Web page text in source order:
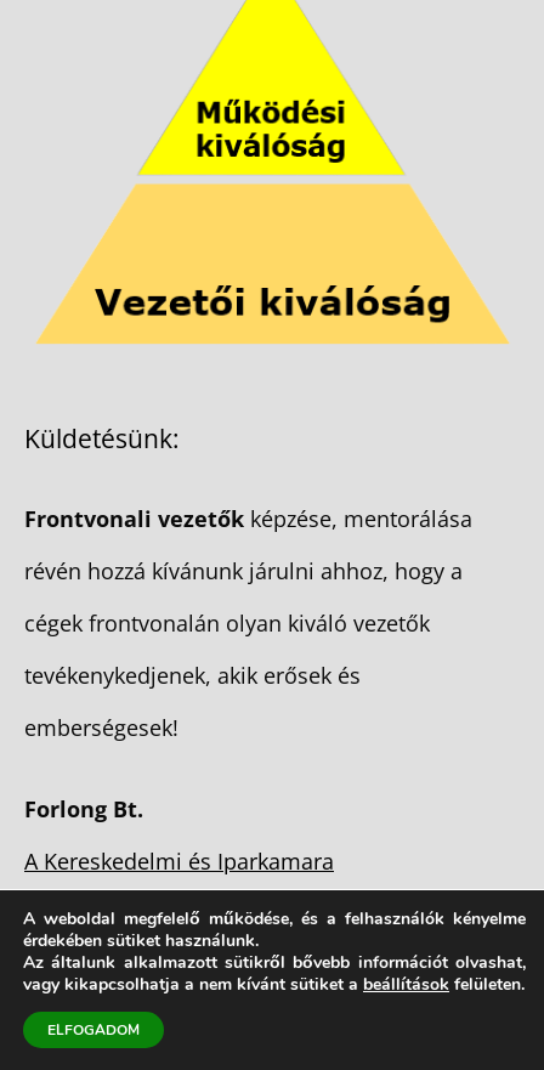
Küldetésünk:
Frontvonali vezetők képzése, mentorálása
révén hozzá kívánunk járulni ahhoz, hogy a
cégek frontvonalán olyan kiváló vezetők
tevékenykedjenek, akik erősek és
emberségesek!
Forlong Bt.
A Kereskedelmi és Iparkamara
önkéntes tagvállalata
A Pécsi Internet Akadémia (PIA)
alapító tagja
A weboldal megfelelő működése, és a felhasználók kényelme
érdekében sütiket használunk.
Az általunk alkalmazott sütikről bővebb információt olvashat,
vagy kikapcsolhatja a nem kívánt sütiket a beállítások felületen.
ELFOGADOM